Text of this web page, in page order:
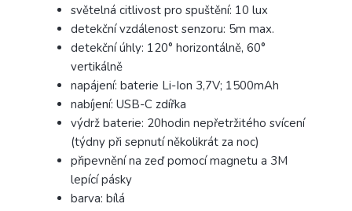
světelná citlivost pro spuštění: 10 lux
detekční vzdálenost senzoru: 5m max.
detekční úhly: 120° horizontálně, 60°
vertikálně
napájení: baterie Li-Ion 3,7V; 1500mAh
nabíjení: USB-C zdířka
výdrž baterie: 20hodin nepřetržitého svícení
(týdny při sepnutí několikrát za noc)
připevnění na zeď pomocí magnetu a 3M
lepící pásky
barva: bílá